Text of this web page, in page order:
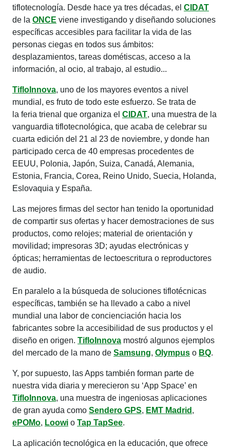
tiflotecnología. Desde hace ya tres décadas, el CIDAT
de la ONCE viene investigando y diseñando soluciones
específicas accesibles para facilitar la vida de las
personas ciegas en todos sus ámbitos:
desplazamientos, tareas dométiscas, acceso a la
información, al ocio, al trabajo, al estudio...
TifloInnova, uno de los mayores eventos a nivel
mundial, es fruto de todo este esfuerzo. Se trata de
la feria trienal que organiza el CIDAT, una muestra de la
vanguardia tiflotecnológica, que acaba de celebrar su
cuarta edición del 21 al 23 de noviembre, y donde han
participado cerca de 40 empresas procedentes de
EEUU, Polonia, Japón, Suiza, Canadá, Alemania,
Estonia, Francia, Corea, Reino Unido, Suecia, Holanda,
Eslovaquia y España.
Las mejores firmas del sector han tenido la oportunidad
de compartir sus ofertas y hacer demostraciones de sus
productos, como relojes; material de orientación y
movilidad; impresoras 3D; ayudas electrónicas y
ópticas; herramientas de lectoescritura o reproductores
de audio.
En paralelo a la búsqueda de soluciones tiflotécnicas
específicas, también se ha llevado a cabo a nivel
mundial una labor de concienciación hacia los
fabricantes sobre la accesibilidad de sus productos y el
diseño en origen. TifloInnova mostró algunos ejemplos
del mercado de la mano de Samsung, Olympus o BQ.
Y, por supuesto, las Apps también forman parte de
nuestra vida diaria y merecieron su ‘App Space’ en
TifloInnova, una muestra de ingeniosas aplicaciones
de gran ayuda como Sendero GPS, EMT Madrid ,
ePOMo, Loowi o Tap TapSee.
La aplicación tecnológica en la educación, que ofrece